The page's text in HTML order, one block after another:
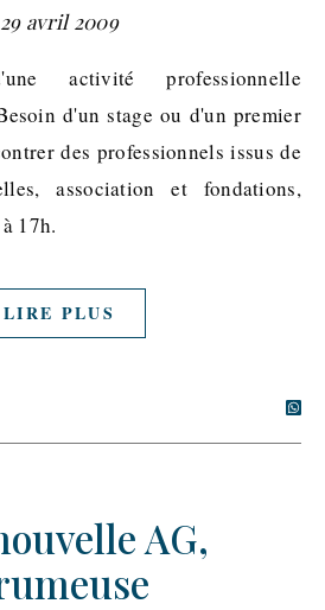
29 avril 2009
d'un stage ou d'un premier
des professionnels issus de
association et fondations,
17h.
LIRE PLUS
AG,